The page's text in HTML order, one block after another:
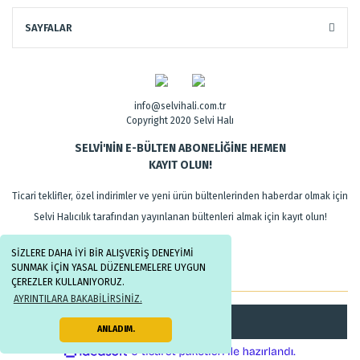
SİZLERE DAHA İYİ BİR ALIŞVERİŞ DENEYİMİ
SUNMAK İÇİN YASAL DÜZENLEMELERE UYGUN
ÇEREZLER KULLANIYORUZ.
AYRINTILARA BAKABİLİRSİNİZ.
ANLADIM.
SAYFALAR
info@selvihali.com.tr
Copyright 2020 Selvi Halı
SELVİ'NİN E-BÜLTEN ABONELİĞİNE HEMEN
KAYIT OLUN!
Ticari teklifler, özel indirimler ve yeni ürün bültenlerinden haberdar olmak için
Selvi Halıcılık tarafından yayınlanan bültenleri almak için kayıt olun!
Kayıt Ol
ideasoft e-